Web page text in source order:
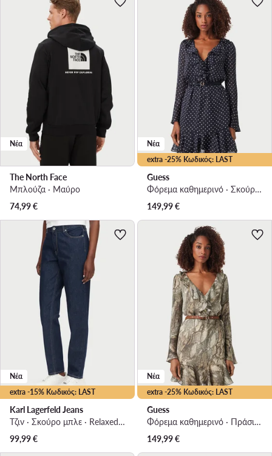
Νέα
The North Face
Μπλούζα · Μαύρο
74,99€
extra -25% Κωδικός: LAST
Νέα
Guess
Φόρεμα καθημερινό · Σκούρο μπλε · Mini
149,99€
extra -15% Κωδικός: LAST
Νέα
Karl Lagerfeld Jeans
Τζιν · Σκούρο μπλε · Relaxed Fit
99,99€
extra -25% Κωδικός: LAST
Νέα
Guess
Φόρεμα καθημερινό · Πράσινο · Mini
149,99€